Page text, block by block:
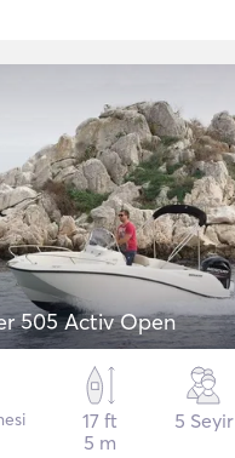
505 Activ Open
17 ft
5 m
5 Seyir